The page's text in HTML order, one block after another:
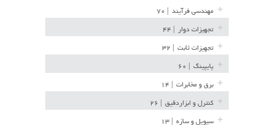
مهندسی فرآیند
تجهیزات دوار
تجهیزات ثابت
پایپینگ
برق و مخابرات
کنترل و ابزاردقیق
سیویل و سازه